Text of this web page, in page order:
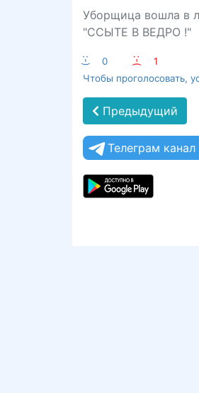
Уборщица вошла в
"ССЫТЕ В ВЕДРО !"
:-) 0 :-(
1
Чтобы проголосовать,
Предыдущий
Телеграм канал